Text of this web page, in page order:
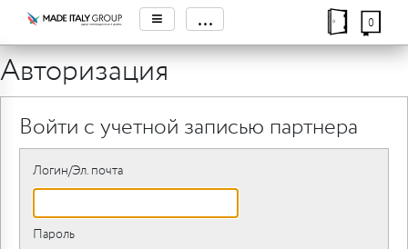
≡ ... 0
Авторизация
Войти с учетной записью партнера
Логин/Эл. почта
Пароль